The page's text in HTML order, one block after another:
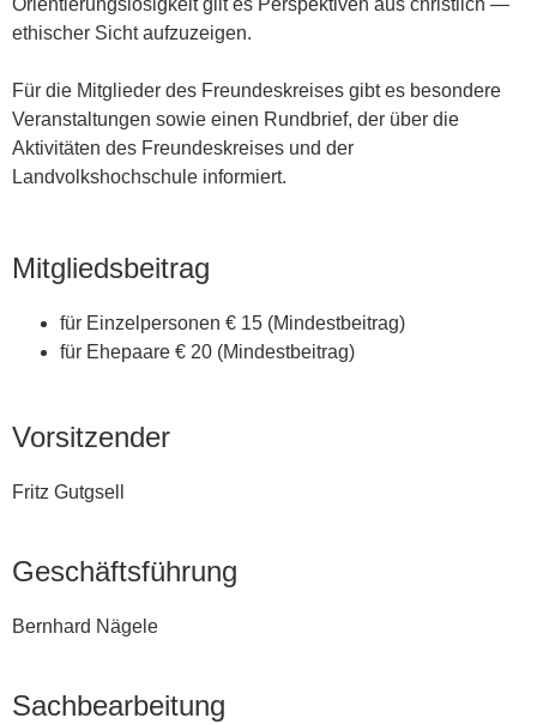
ethischer Sicht aufzuzeigen.
Für die Mitglieder des Freundeskreises gibt es besondere
Veranstaltungen sowie einen Rundbrief, der über die
Aktivitäten des Freundeskreises und der
Landvolkshochschule informiert.
Mitgliedsbeitrag
für Einzelpersonen € 15 (Mindestbeitrag)
für Ehepaare € 20 (Mindestbeitrag)
Vorsitzender
Fritz Gutgsell
Geschäftsführung
Bernhard Nägele
Sachbearbeitung